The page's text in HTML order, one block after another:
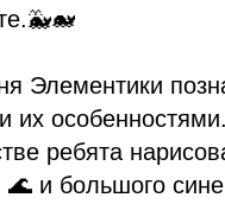
Элементики
их
ребята
и большого